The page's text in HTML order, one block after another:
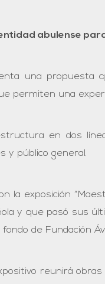
abulense
una propuesta
permiten una
en dos
y público general.
la exposición
y que pasó sus
de Fundación
reunirá